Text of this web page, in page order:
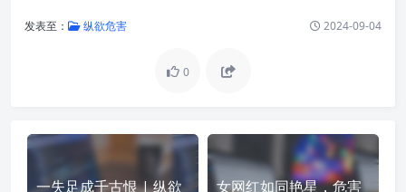
发表至： 纵欲危害 2024-09-04
0
一失足成千古恨 | 纵欲
女网红如同艳星，危害